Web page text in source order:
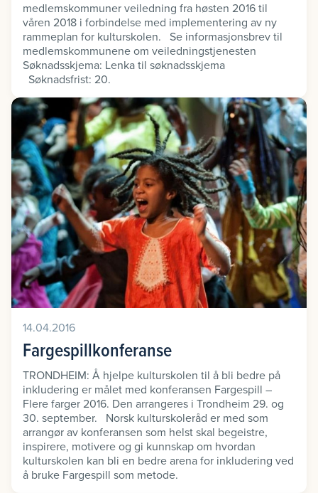
medlemskommuner veiledning fra høsten 2016 til
våren 2018 i forbindelse med implementering av ny
rammeplan for kulturskolen. Se informasjonsbrev til
medlemskommunene om veiledningstjenesten
Søknadsskjema: Lenka til søknadsskjema
Søknadsfrist: 20.
14.04.2016
Fargespillkonferanse
TRONDHEIM: Å hjelpe kulturskolen til å bli bedre på
inkludering er målet med konferansen Fargespill –
Flere farger 2016. Den arrangeres i Trondheim 29. og
30. september. Norsk kulturskoleråd er med som
arrangør av konferansen som helst skal begeistre,
inspirere, motivere og gi kunnskap om hvordan
kulturskolen kan bli en bedre arena for inkludering ved
å bruke Fargespill som metode.